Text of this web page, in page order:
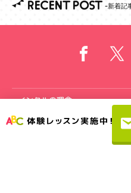
RECENT POST
インクルの理念
レッスンコース